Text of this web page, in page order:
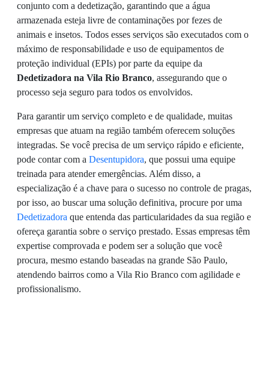
conjunto com a dedetização, garantindo que a água
armazenada esteja livre de contaminações por fezes de
animais e insetos. Todos esses serviços são executados com o
máximo de responsabilidade e uso de equipamentos de
proteção individual (EPIs) por parte da equipe da
Dedetizadora na Vila Rio Branco, assegurando que o
processo seja seguro para todos os envolvidos.
Para garantir um serviço completo e de qualidade, muitas
empresas que atuam na região também oferecem soluções
integradas. Se você precisa de um serviço rápido e eficiente,
pode contar com a Desentupidora, que possui uma equipe
treinada para atender emergências. Além disso, a
especialização é a chave para o sucesso no controle de pragas,
por isso, ao buscar uma solução definitiva, procure por uma
Dedetizadora que entenda das particularidades da sua região e
ofereça garantia sobre o serviço prestado. Essas empresas têm
expertise comprovada e podem ser a solução que você
procura, mesmo estando baseadas na grande São Paulo,
atendendo bairros como a Vila Rio Branco com agilidade e
profissionalismo.